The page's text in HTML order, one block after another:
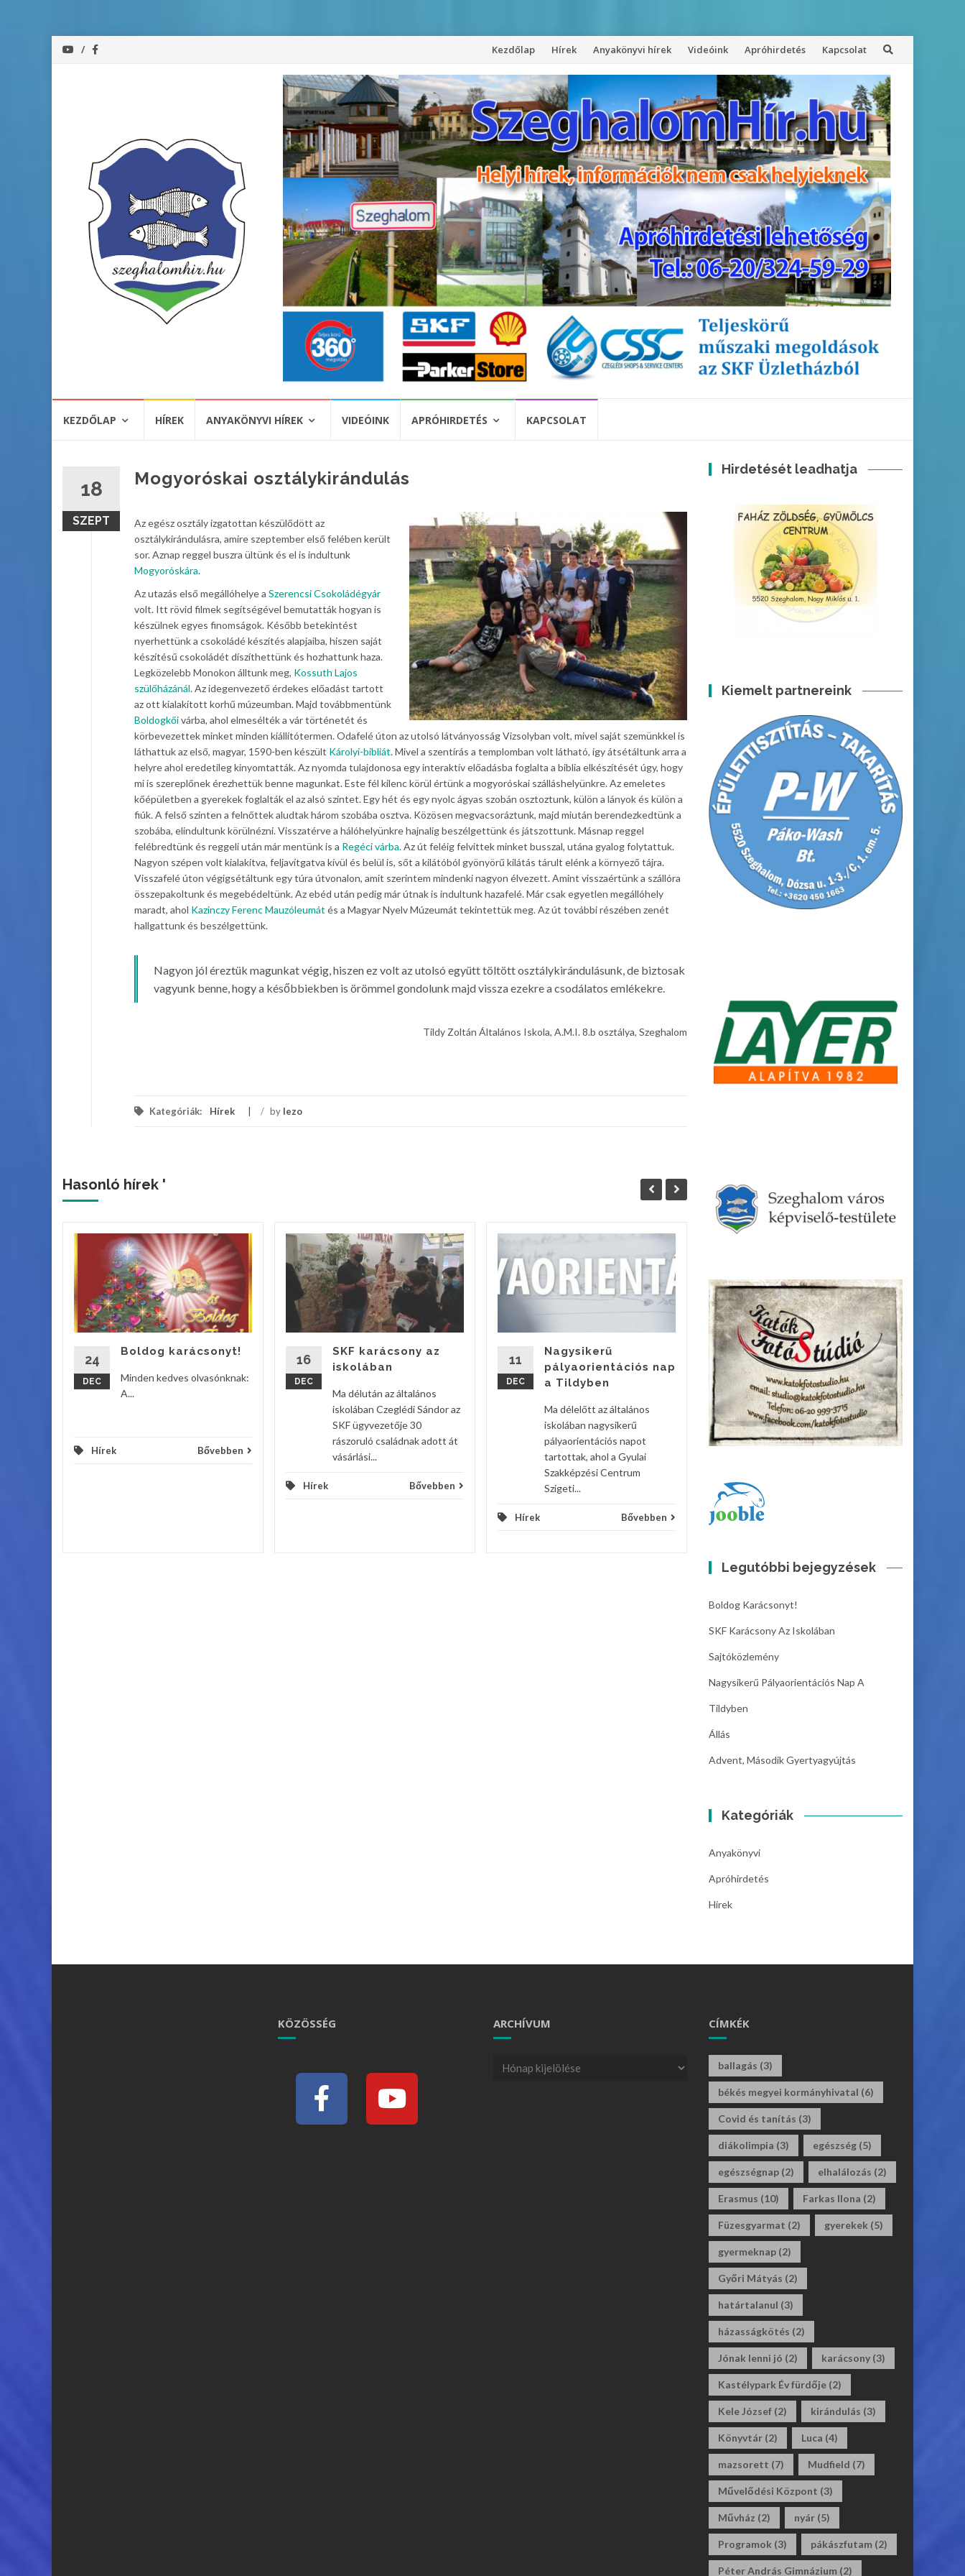
Kezdőlap Hírek Anyakönyvi hírek Videóink Apróhirdetés Kapcsolat
KEZDŐLAP HÍREK ANYAKÖNYVI HÍREK VIDEÓINK APRÓHIRDETÉS KAPCSOLAT
18
SZEPT
Mogyoróskai osztálykirándulás
Az egész osztály izgatottan készülődött az
osztálykirándulásra, amire szeptember első felében került
sor. Aznap reggel buszra ültünk és el is indultunk
Mogyoróskára.
Az utazás első megállóhelye a Szerencsi Csokoládégyár
volt. Itt rövid filmek segítségével bemutatták hogyan is
készülnek egyes finomságok. Később betekintést
nyerhettünk a csokoládé készítés alapjaiba, hiszen saját
készítésű csokoládét díszíthettünk és hozhattunk haza.
Legközelebb Monokon álltunk meg, Kossuth Lajos
szülőházánál. Az idegenvezető érdekes előadást tartott
az ott kialakított korhű múzeumban. Majd továbbmentünk
Boldogkőivárba, ahol elmesélték a vár történetét és
körbevezettek minket minden kiállítótermen. Odafelé úton az utolsó látványosság Vizsolyban volt, mivel saját szemünkkel is
láthattuk az első, magyar, 1590-ben készült Károlyi-bibliát. Mivel a szentírás a templomban volt látható, így átsétáltunk arra a
helyre ahol eredetileg kinyomtatták. Az nyomda tulajdonosa egy interaktív előadásba foglalta a biblia elkészítését úgy, hogy
mi is szereplőnek érezhettük benne magunkat. Este fél kilenc körül értünk a mogyoróskai szálláshelyünkre. Az emeletes
kőépületben a gyerekek foglalták el az alsó szintet. Egy hét és egy nyolc ágyas szobán osztoztunk, külön a lányok és külön a
fiúk. A felső szinten a felnőttek aludtak három szobába osztva. Közösen megvacsoráztunk, majd miután berendezkedtünk a
szobába, elindultunk körülnézni. Visszatérve a hálóhelyünkre hajnalig beszélgettünk és játszottunk. Másnap reggel
felébredtünk és reggeli után már mentünk is a Regéci várba.Az út feléig felvittek minket busszal, utána gyalog folytattuk.
Nagyon szépen volt kialakítva, feljavítgatva kívül és belül is, sőt a kilátóból gyönyörű kilátás tárult elénk a környező tájra.
Visszafelé úton végigsétáltunk egy túra útvonalon, amit szerintem mindenki nagyon élvezett. Amint visszaértünk a szállóra
összepakoltunk és megebédeltünk. Az ebéd után pedig már útnak is indultunk hazafelé. Már csak egyetlen megállóhely
maradt, ahol Kazinczy Ferenc Mauzóleumát és a Magyar Nyelv Múzeumát tekintettük meg. Az út további részében zenét
hallgattunk és beszélgettünk.
Nagyon jól éreztük magunkat végig, hiszen ez volt az utolsó együtt töltött osztálykirándulásunk, de biztosak
vagyunk benne, hogy a későbbiekben is örömmel gondolunk majd vissza ezekre a csodálatos emlékekre.
Tildy Zoltán Általános Iskola, A.M.I. 8.b osztálya, Szeghalom
Kategóriák: Hírek / by lezo
Hasonló hírek '
24
DEC
Boldog karácsonyt!
Minden kedves olvasónknak:
A...
Hírek Bővebben
16
DEC
SKF karácsony az
iskolában
Ma délután az általános
iskolában Czeglédi Sándor az
SKF ügyvezetője 30
rászoruló családnak adott át
vásárlási...
Hírek Bővebben
11
DEC
Nagysikerű
pályaorientációs nap
a Tildyben
Ma délelőtt az általános
iskolában nagysikerű
pályaorientációs napot
tartottak, ahol a Gyulai
Szakképzési Centrum
Szigeti...
Hírek Bővebben
DEC
Szeghalom Város
Önkormányzat
Intézményműködtető
Központja azonnali kezdéssel
felvételt hirdet
gazdaságvezetői munkakör...
Hírek Bővebben
Hirdetését leadhatja
Kiemelt partnereink
Legutóbbi bejegyzések
Boldog Karácsonyt!
SKF Karácsony Az Iskolában
Sajtóközlemény
Nagysikerű Pályaorientációs Nap A
Tildyben
Állás
Advent, Második Gyertyagyújtás
Kategóriák
Anyakönyvi
Apróhirdetés
Hírek
KÖZÖSSÉG ARCHÍVUM CÍMKÉK
ballagás (3)
békés megyei kormányhivatal (6)
Covid és tanítás (3)
diákolimpia (3) egészség (5)
egészségnap (2) elhalálozás (2)
Erasmus (10) Farkas Ilona (2)
Füzesgyarmat (2) gyerekek (5)
gyermeknap (2)
Győri Mátyás (2)
határtalanul (3)
házasságkötés (2)
Jónak lenni jó (2) karácsony (3)
Kastélypark Év fürdője (2)
Kele József (2) kirándulás (3)
Könyvtár (2) Luca (4)
mazsorett (7) Mudfield (7)
Művelődési Központ (3)
Művház (2) nyár (5)
Programok (3) pákászfutam (2)
Péter András Gimnázium (2)